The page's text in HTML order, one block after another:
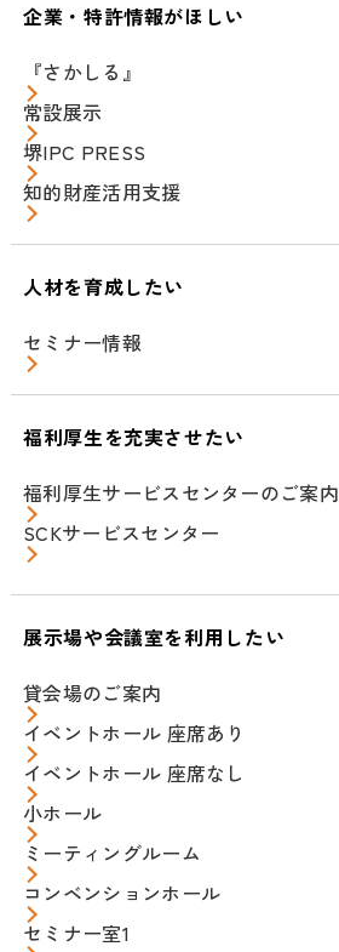
企業・特許情報がほしい
『さかしる』
常設展示
堺IPC PRESS
知的財産活用支援
人材を育成したい
セミナー情報
福利厚生を充実させたい
福利厚生サービスセンターのご案内
SCKサービスセンター
展示場や会議室を利用したい
貸会場のご案内
イベントホール 座席あり
イベントホール 座席なし
小ホール
ミーティングルーム
コンベンションホール
セミナー室1